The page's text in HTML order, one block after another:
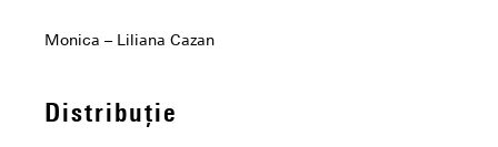
Monica – Liliana Cazan
Distribuție